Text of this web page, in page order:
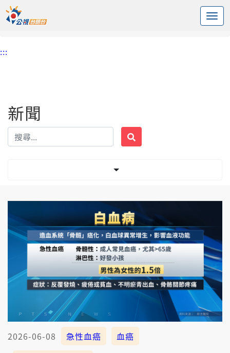
中央內容區塊
頭頁
:::
新聞
2026-06-08 急性血癌
血癌